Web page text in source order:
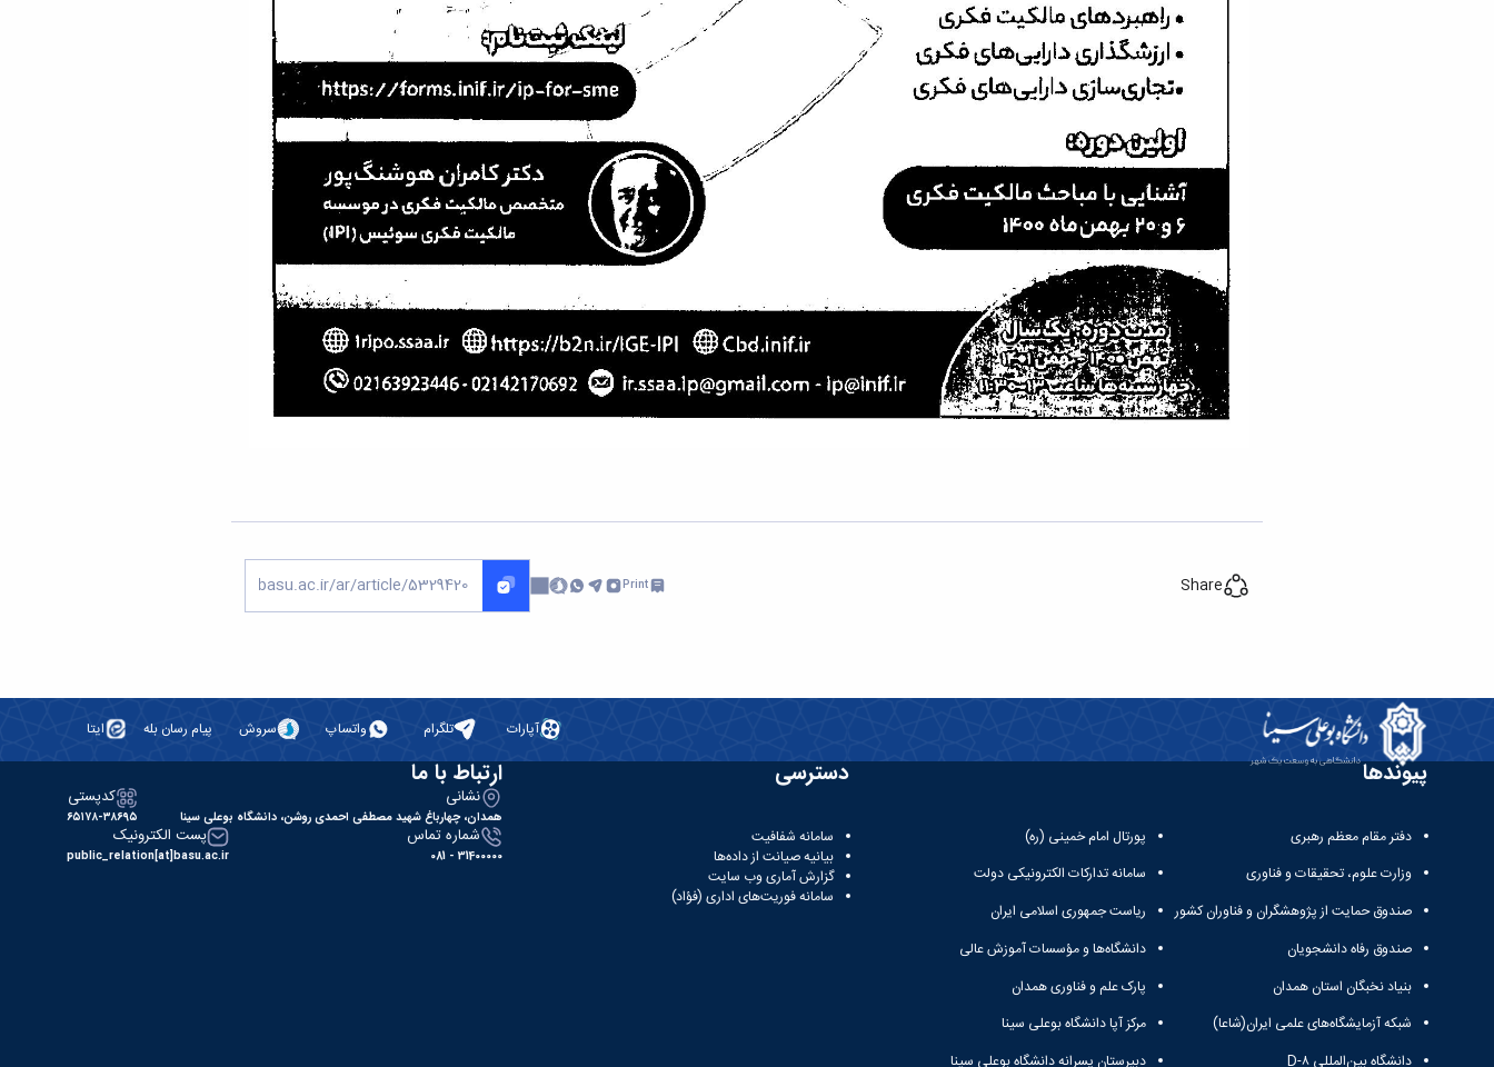
Share
Print
آپارات تلگرام واتساپ سروش پیام رسان بله ایتا
پیوندها
دفتر مقام معظم رهبری
وزارت علوم، تحقیقات و فناوری
صندوق حمایت از پژوهشگران و فناوران کشور
صندوق رفاه دانشجویان
بنیاد نخبگان استان همدان
شبکه آزمایشگاه‌های علمی ایران(شاعا)
دانشگاه بین‌المللی D-۸
پورتال امام خمینی (ره)
سامانه تدارکات الکترونیکی دولت
ریاست جمهوری اسلامی ایران
دانشگاه‌ها و مؤسسات آموزش عالی
پارک علم و فناوری همدان
مرکز آپا دانشگاه بوعلی سینا
دبیرستان پسرانه دانشگاه بوعلی سینا
دسترسی
سامانه شفافیت
بیانیه صیانت از داده‌ها
گزارش آماری وب‌ سایت
سامانه فوریت‌های اداری (فؤاد)
ارتباط با ما
نشانی
همدان، چهارباغ شهید مصطفی احمدی روشن، دانشگاه بوعلی سینا
کدپستی
۶۵۱۷۸-۳۸۶۹۵
شماره تماس
31400000 - 081
پست الکترونیک
public_relation[at]basu.ac.ir